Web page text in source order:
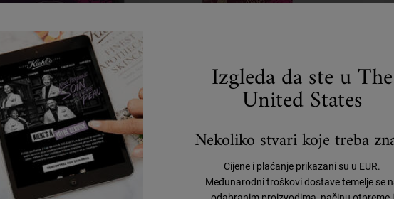
Treatings Gift Set
Duo It For The Hydration Gift
Set
Izgleda da ste u The
United States
Nekoliko stvari koje treba
Cijene i plaćanje prikazani su u EUR.
Međunarodni troškovi dostave temelje se